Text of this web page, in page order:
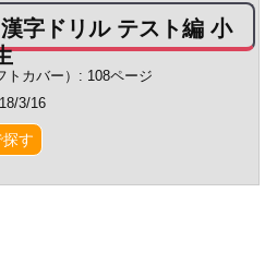
字ドリル テスト編 小
トカバー）: 108ページ
3/16
す